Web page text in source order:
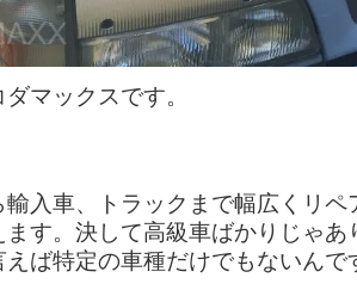
マックスです。
入車、トラックまで幅広くリ
す。決して高級車ばかりじゃ
ば特定の車種だけでもないんで